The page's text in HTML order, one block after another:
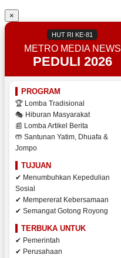
×
HUT RI KE-81
METRO MEDIA NEWS
PEDULI 2026
PROGRAM
🏆 Lomba Tradisional
🎭 Hiburan Masyarakat
📰 Lomba Artikel Berita
🤲 Santunan Yatim, Dhuafa &
Jompo
TUJUAN
✔ Menumbuhkan Kepedulian
Sosial
✔ Mempererat Kebersamaan
✔ Semangat Gotong Royong
TERBUKA UNTUK
✔ Pemerintah
✔ Perusahaan